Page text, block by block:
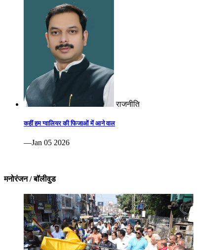
राजनीति
कहीं हम ग्वालियर की फिजाओं में आने वाल
—Jan 05 2026
मनोरंजन / बॉलीवुड